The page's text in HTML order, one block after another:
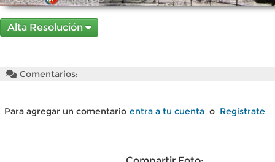
Alta Resolución
Comentarios:
Para agregar un comentario entra a tu cuenta o Regístrate